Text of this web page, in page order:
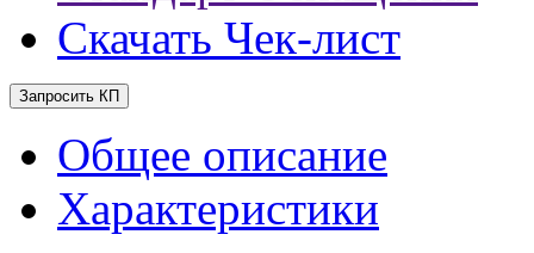
Скачать Чек-лист
Запросить КП
Общее описание
Характеристики